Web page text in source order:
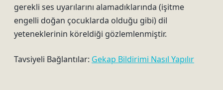
gerekli ses uyarılarını alamadıklarında (işitme
engelli doğan çocuklarda olduğu gibi) dil
yeteneklerinin köreldiği gözlemlenmiştir.
Tavsiyeli Bağlantılar: Gekap Bildirimi Nasıl Yapılır